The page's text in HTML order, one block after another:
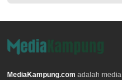
MediaKampung.com adalah